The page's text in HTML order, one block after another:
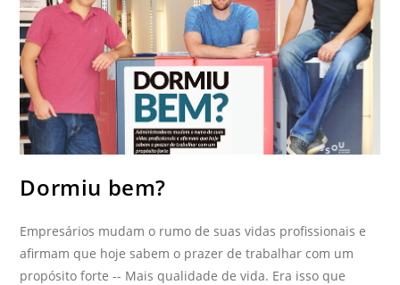
Dormiu bem?
Empresários mudam o rumo de suas vidas profissionais e
afirmam que hoje sabem o prazer de trabalhar com um
propósito forte -- Mais qualidade de vida. Era isso que